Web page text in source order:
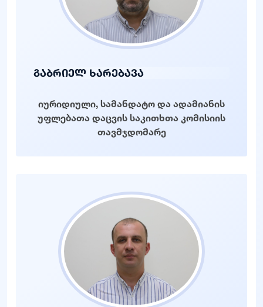
გაბრიელ ხარებავა
იურიდიული, სამანდატო და ადამიანის
უფლებათა დაცვის საკითხთა კომისიის
თავმჯდომარე